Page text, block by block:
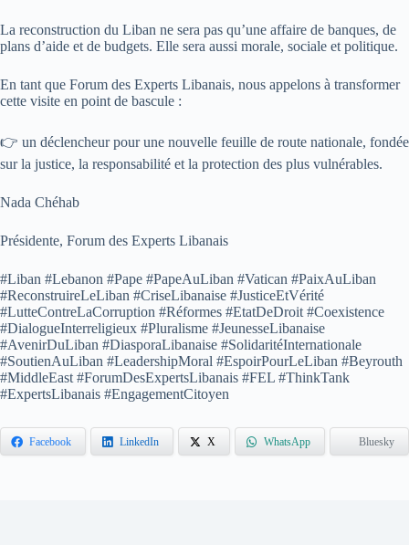
La reconstruction du Liban ne sera pas qu’une affaire de banques, de
plans d’aide et de budgets. Elle sera aussi morale, sociale et politique.
En tant que Forum des Experts Libanais, nous appelons à transformer
cette visite en point de bascule :
👉 un déclencheur pour une nouvelle feuille de route nationale, fondée
sur la justice, la responsabilité et la protection des plus vulnérables.
Nada Chéhab
Présidente, Forum des Experts Libanais
#Liban #Lebanon #Pape #PapeAuLiban #Vatican #PaixAuLiban
#ReconstruireLeLiban #CriseLibanaise #JusticeEtVérité
#LutteContreLaCorruption #Réformes #EtatDeDroit #Coexistence
#DialogueInterreligieux #Pluralisme #JeunesseLibanaise
#AvenirDuLiban #DiasporaLibanaise #SolidaritéInternationale
#SoutienAuLiban #LeadershipMoral #EspoirPourLeLiban #Beyrouth
#MiddleEast #ForumDesExpertsLibanais #FEL #ThinkTank
#ExpertsLibanais #EngagementCitoyen
Facebook LinkedIn X WhatsApp Bluesky